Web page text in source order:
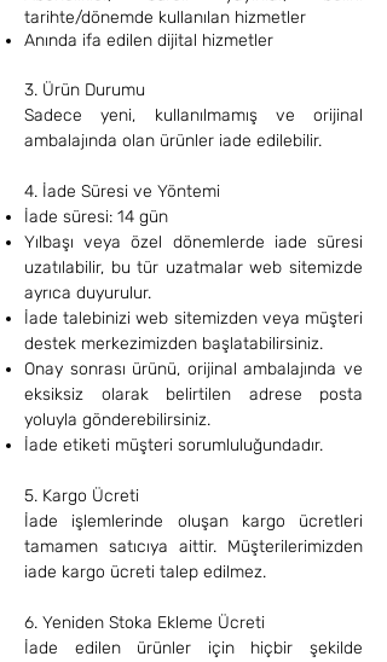
tarihte/dönemde kullanılan hizmetler
Anında ifa edilen dijital hizmetler
3. Ürün Durumu
Sadece yeni, kullanılmamış ve orijinal
ambalajında olan ürünler iade edilebilir.
4. İade Süresi ve Yöntemi
İade süresi: 14 gün
Yılbaşı veya özel dönemlerde iade süresi
uzatılabilir, bu tür uzatmalar web sitemizde
ayrıca duyurulur.
İade talebinizi web sitemizden veya müşteri
destek merkezimizden başlatabilirsiniz.
Onay sonrası ürünü, orijinal ambalajında ve
eksiksiz olarak belirtilen adrese posta
yoluyla gönderebilirsiniz.
İade etiketi müşteri sorumluluğundadır.
5. Kargo Ücreti
İade işlemlerinde oluşan kargo ücretleri
tamamen satıcıya aittir. Müşterilerimizden
iade kargo ücreti talep edilmez.
6. Yeniden Stoka Ekleme Ücreti
İade edilen ürünler için hiçbir şekilde